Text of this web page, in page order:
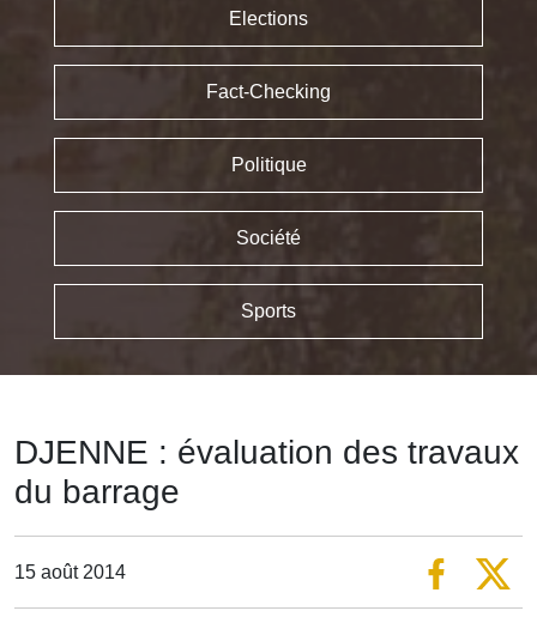
Elections
Fact-Checking
Politique
Société
Sports
DJENNE : évaluation des travaux
du barrage
15 août 2014